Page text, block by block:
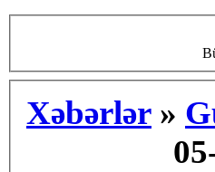
Xəbərlər »